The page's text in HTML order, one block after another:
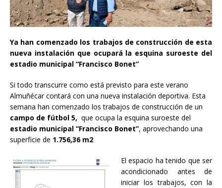
Ya han comenzado los trabajos de construcción de esta
nueva instalación que ocupará la esquina suroeste del
estadio municipal “Francisco Bonet”
Si todo transcurre como está previsto para este verano
Almuñécar contará con una nueva instalación deportiva. Esta
semana han comenzado los trabajos de construcción de un
campo de fútbol 5, que ocupa la esquina suroeste del
estadio municipal “Francisco Bonet”, aprovechando una
superficie de 1.756,36 m2
El espacio ha tenido que ser
acondicionado antes de
iniciar los trabajos, con la